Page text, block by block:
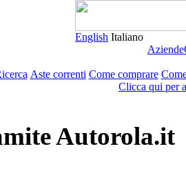
English Italiano
Aziende
Aste correnti Come comprare
Clicca qui per
Autorola.it